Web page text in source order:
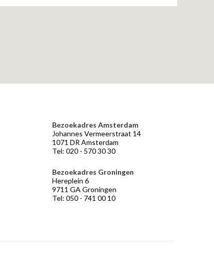
Bezoekadres Amsterdam
Johannes Vermeerstraat 14
1071 DR Amsterdam
Tel: 020 - 570 30 30
Bezoekadres Groningen
Hereplein 6
9711 GA Groningen
Tel: 050 - 741 00 10